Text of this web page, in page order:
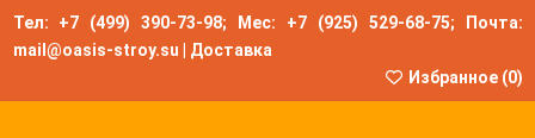
Тел: +7 (499) 390-73-98; Мес: +7 (925) 529-68-75; Почта:
mail@oasis-stroy.su
Доставка
Избранное (0)